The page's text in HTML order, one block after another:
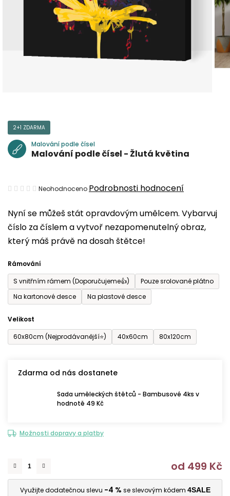
Nyní se můžeš stát opravdovým umělcem. Vybarvuj
číslo za číslem a vytvoř nezapomenutelný obraz,
který máš právě na dosah štětce!
Rámování
S vnitřním rámem (Doporučujeme👍)
Pouze srolované plátno
Na kartonové desce
Na plastové desce
Velikost
60x80cm (Nejprodávanější⭐)
40x60cm 80x120cm
Zdarma od nás dostanete
Sada uměleckých štětců - Bambusové 4ks v
hodnotě 49 Kč
Možnosti dopravy a platby
od 499 Kč
Využijte dodatečnou slevu -4 % se slevovým kódem 4SALE
2+1 ZDARMA
Malování podle čísel
Malování podle čísel - Žlutá květina
Průměrné
produktu
je
0,0
5
hvězdiček.
Neohodnoceno Podrobnosti hodnocení